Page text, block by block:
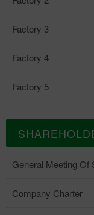
Factory 3
Factory 4
Factory 5
General Meeting Of
Company Charter